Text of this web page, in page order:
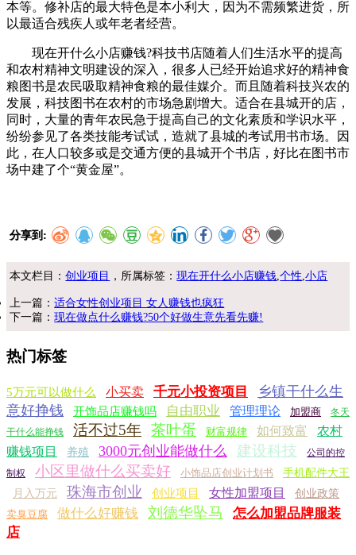
本等。修补店的最大特色是本小利大，因为不需频繁进货，所
以最适合残疾人或年老者经营。
现在开什么小店赚钱?科技书店随着人们生活水平的提高
和农村精神文明建设的深入，很多人已经开始追求好的精神食
粮图书是农民吸取精神食粮的最佳媒介。而且随着科技兴农的
发展，科技图书在农村的市场急剧增大。适合在县城开的店，
同时，大量的青年农民急于提高自己的文化素质和学识水平，
纷纷参见了各类技能考试试，造就了县城的考试用书市场。因
此，在人口较多或是交通方便的县城开个书店，好比在图书市
场中建了个“黄金屋”。
分享到:
本文栏目：创业项目 ，所属标签：现在开什么小店赚钱 ,个性 ,小店
上一篇：适合女性创业项目 女人赚钱也疯狂
下一篇：现在做点什么赚钱?50个好做生意先看先赚!
热门标签
5万元可以做什么 小买卖 千元小投资项目
乡镇干什么生
意好挣钱
开饰品店赚钱吗 自由职业 管理理论 加盟商
冬天
干什么能挣钱
活不过5年 茶叶蛋 财富规律 如何致富
农村
赚钱项目
养殖 3000元创业能做什么 建设科技
公司的控
制权
小区里做什么买卖好 小饰品店创业计划书
手机配件大王
月入万元
珠海市创业 创业项目 女性加盟项目
创业政策
卖臭豆腐
做什么好赚钱 刘德华坠马
怎么加盟品牌服装
店